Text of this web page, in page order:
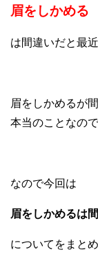
眉をしかめる
は間違いだと最
眉をしかめるが
本当のことなの
なので今回は
眉をしかめるは
についてをまと